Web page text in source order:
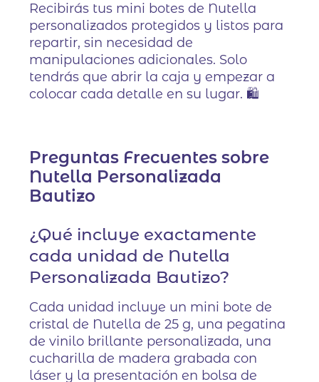
Recibirás tus mini botes de Nutella
personalizados protegidos y listos para
repartir, sin necesidad de
manipulaciones adicionales. Solo
tendrás que abrir la caja y empezar a
colocar cada detalle en su lugar. 🛍️
Preguntas Frecuentes sobre
Nutella Personalizada
Bautizo
¿Qué incluye exactamente
cada unidad de Nutella
Personalizada Bautizo?
Cada unidad incluye un mini bote de
cristal de Nutella de 25 g, una pegatina
de vinilo brillante personalizada, una
cucharilla de madera grabada con
láser y la presentación en bolsa de